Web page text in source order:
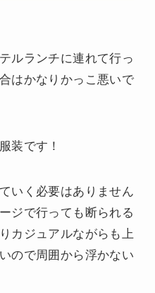
ルランチに連れて行っ
はかなりかっこ悪いで
装です！
いく必要はありません
ジで行っても断られる
カジュアルながらも上
ので周囲から浮かない